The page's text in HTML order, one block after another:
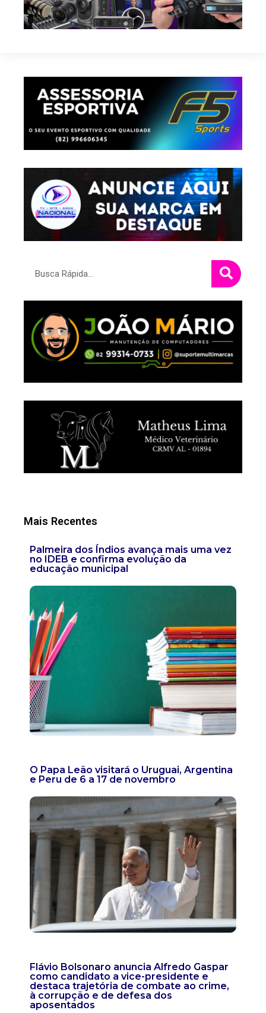
Mais Recentes
Palmeira dos Índios avança mais uma vez
no IDEB e confirma evolução da
educação municipal
O Papa Leão visitará o Uruguai, Argentina
e Peru de 6 a 17 de novembro
Flávio Bolsonaro anuncia Alfredo Gaspar
como candidato a vice-presidente e
destaca trajetória de combate ao crime,
à corrupção e de defesa dos
aposentados